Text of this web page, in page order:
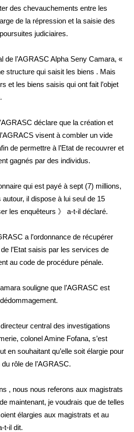
des chevauchements entre les
de la répression et la saisie des
judiciaires.
de l’AGRASC Alpha Seny Camara, «
structure qui saisit les biens . Mais
et les biens saisis qui ont fait l’objet
déclare que la création et
visent à combler un vide
de permettre à l’Etat de recouvrer et
gagnés par des individus.
qui est payé à sept (7) millions,
il dispose à lui seul de 15
les enquêteurs 》 a-t-il déclaré.
a l’ordonnance de récupérer
l’Etat saisis par les services de
au code de procédure pénale.
souligne que l’AGRASC est
central des investigations
colonel Amine Fofana, s’est
en souhaitant qu’elle soit élargie pour
rôle de l’AGRASC.
, nous nous referons aux magistrats
maintenant, je voudrais que de telles
élargies aux magistrats et au
t-il dit.